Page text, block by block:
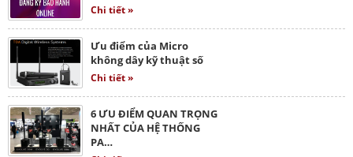
Chi tiết »
Ưu điểm của Micro
không dây kỹ thuật số
Chi tiết »
6 ƯU ĐIỂM QUAN TRỌNG
NHẤT CỦA HỆ THỐNG
PA…